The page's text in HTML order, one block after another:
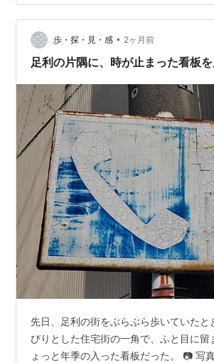
ャツ）」の略語らしい。 ファッション
れる言葉で、「graphic tee（グラフィ
や「vintage tee（ヴィンテージTシャツ
ツを指すときに使われることが多い。…
歩・探・見・感 • 2ヶ月前
足利の片隅に、時が止まった看板
先日、足利の街をぶらぶら歩いていたと
びりとした住宅街の一角で、ふと目に留
ょっと年季の入った看板だった。 📷